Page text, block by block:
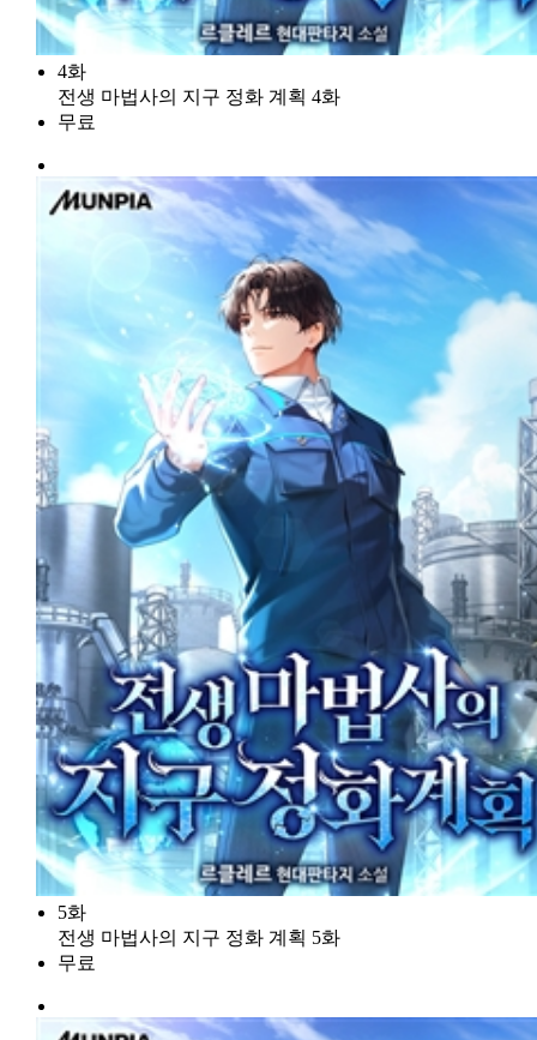
4화
전생 마법사의 지구 정화 계획 4화
무료
5화
전생 마법사의 지구 정화 계획 5화
무료